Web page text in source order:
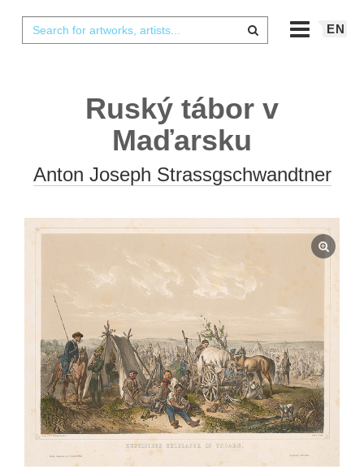
EN
Ruský tábor v
Maďarsku
Anton Joseph Strassgschwandtner